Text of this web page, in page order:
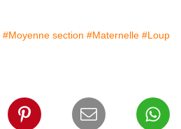
#Moyenne section #Maternelle #Loup